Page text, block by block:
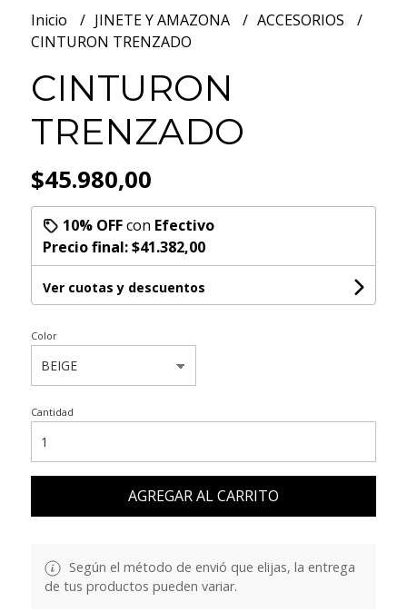
Inicio JINETE Y AMAZONA
ACCESORIOS
CINTURON TRENZADO
CINTURON
TRENZADO
$45.980,00
10% OFFcon Efectivo
Precio final:$41.382,00
Ver cuotas y descuentos
Color
Cantidad
AGREGAR AL CARRITO
Según el método de envió que elijas, la entrega
de tus productos pueden variar.